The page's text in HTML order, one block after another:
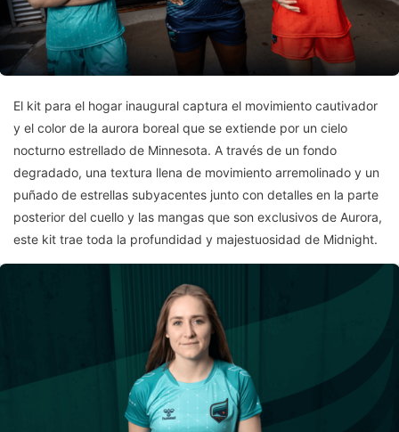
El kit para el hogar inaugural captura el movimiento cautivador
y el color de la aurora boreal que se extiende por un cielo
nocturno estrellado de Minnesota. A través de un fondo
degradado, una textura llena de movimiento arremolinado y un
puñado de estrellas subyacentes junto con detalles en la parte
posterior del cuello y las mangas que son exclusivos de Aurora,
este kit trae toda la profundidad y majestuosidad de Midnight.